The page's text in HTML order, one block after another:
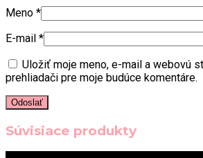
Meno *
E-mail *
Uložiť moje meno, e-mail a webovú
prehliadači pre moje budúce komentáre.
Súvisiace produkty